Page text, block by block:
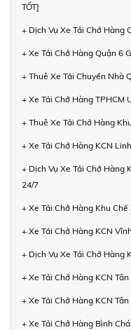
TỐT]
+ Dịch Vụ Xe Tải Chở Hàng
+ Xe Tải Chở Hàng Quận 6
+ Thuê Xe Tải Chuyển Nhà
+ Xe Tải Chở Hàng TPHCM
+ Thuê Xe Tải Chở Hàng
+ Xe Tải Chở Hàng KCN
+ Dịch Vụ Xe Tải Chở Hàng
24/7
+ Xe Tải Chở Hàng Khu
+ Xe Tải Chở Hàng KCN
+ Dịch Vụ Xe Tải Chở Hàng
+ Xe Tải Chở Hàng KCN
+ Xe Tải Chở Hàng KCN
+ Xe Tải Chở Hàng Bình